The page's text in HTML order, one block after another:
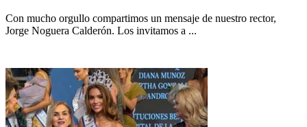
Con mucho orgullo compartimos un mensaje de nuestro rector,
Jorge Noguera Calderón. Los invitamos a ...